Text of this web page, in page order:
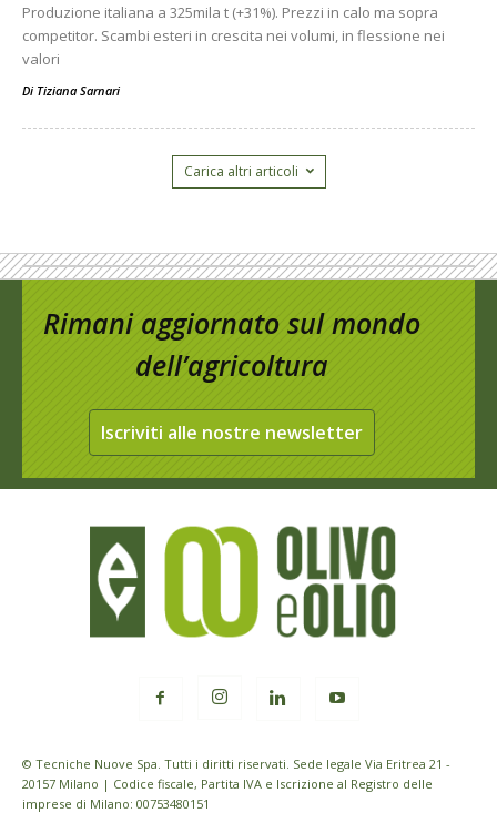
Produzione italiana a 325mila t (+31%). Prezzi in calo ma sopra
competitor. Scambi esteri in crescita nei volumi, in flessione nei
valori
Di Tiziana Sarnari
Carica altri articoli
Rimani aggiornato sul mondo
dell’agricoltura
Iscriviti alle nostre newsletter
© Tecniche Nuove Spa. Tutti i diritti riservati. Sede legale Via Eritrea 21 -
20157 Milano | Codice fiscale, Partita IVA e Iscrizione al Registro delle
imprese di Milano: 00753480151